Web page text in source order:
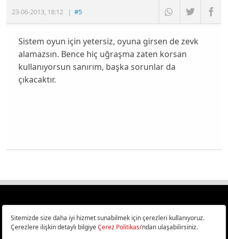
23-06-2013, 18:12 |#5
Sistem oyun için yetersiz, oyuna girsen de zevk
alamazsın. Bence hiç uğraşma zaten korsan
kullanıyorsun sanırım, başka sorunlar da
çıkacaktır.
Türkiye